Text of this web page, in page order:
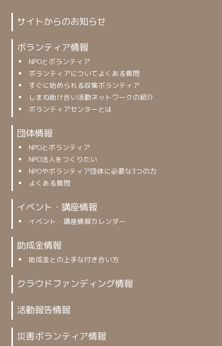
サイトからのお知らせ
ボランティア情報
NPOとボランティア
ボランティアについてよくある質問
すぐに始められる収集ボランティア
しまね助け合い活動ネットワークの紹介
ボランティアセンターとは
団体情報
NPOとボランティア
NPO法人をつくりたい
NPOやボランティア団体に必要な3つの力
よくある質問
イベント・講座情報
イベント・講座情報カレンダー
助成金情報
助成金との上手な付き合い方
クラウドファンディング情報
活動報告情報
災害ボランティア情報